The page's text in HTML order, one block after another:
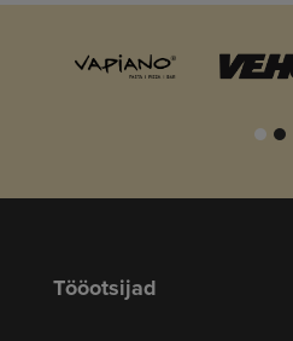
Tööotsijad